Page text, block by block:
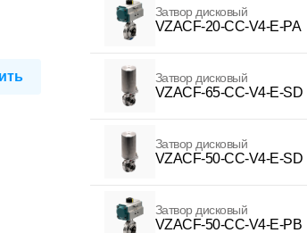
Затвор дисковый
VZACF-20-CC-V4-E-PA
Затвор дисковый
VZACF-65-CC-V4-E-SD
Затвор дисковый
VZACF-50-CC-V4-E-SD
Затвор дисковый
VZACF-50-CC-V4-E-PB